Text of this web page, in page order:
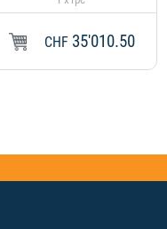
CHF 35'010.50